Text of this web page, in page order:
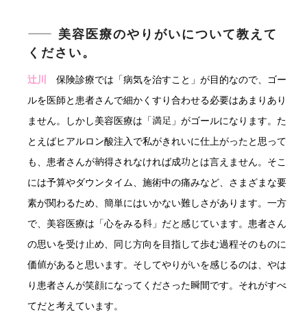
―― 美容医療のやりがいについて教えて
ください。
辻川
保険診療では「病気を治すこと」が目的なので、ゴー
ルを医師と患者さんで細かくすり合わせる必要はあまりあり
ません。しかし美容医療は「満足」がゴールになります。た
とえばヒアルロン酸注入で私がきれいに仕上がったと思って
も、患者さんが納得されなければ成功とは言えません。そこ
には予算やダウンタイム、施術中の痛みなど、さまざまな要
素が関わるため、簡単にはいかない難しさがあります。一方
で、美容医療は「心をみる科」だと感じています。患者さん
の思いを受け止め、同じ方向を目指して歩む過程そのものに
価値があると思います。そしてやりがいを感じるのは、やは
り患者さんが笑顔になってくださった瞬間です。それがすべ
てだと考えています。